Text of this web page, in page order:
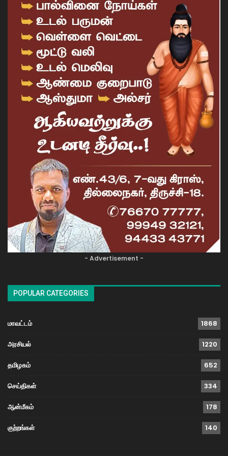
- Advertisement -
POPULAR CATEGORIES
மாவட்டம் 1868
அரசியல் 1220
தமிழகம் 652
செய்திகள் 334
ஆன்மீகம் 178
குற்றங்கள் 140